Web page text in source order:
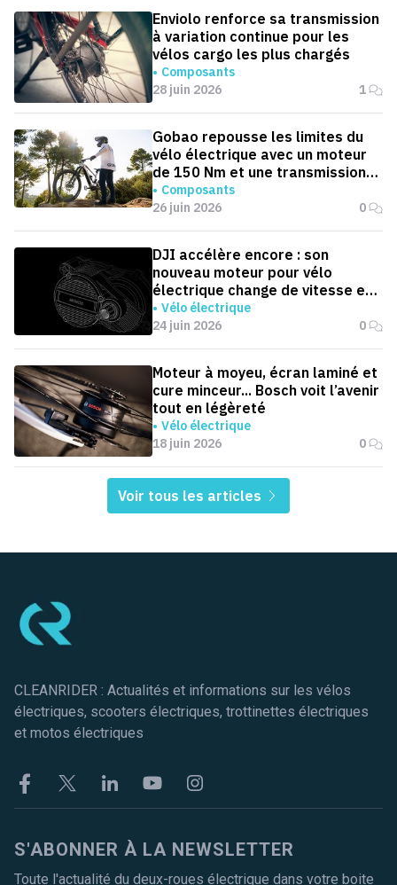
Enviolo renforce sa transmission
à variation continue pour les
vélos cargo les plus chargés
Composants
28 juin 2026
1
Gobao repousse les limites du
vélo électrique avec un moteur
de 150 Nm et une transmission
automatique
Composants
26 juin 2026
0
DJI accélère encore : son
nouveau moteur pour vélo
électrique change de vitesse en
0,1 seconde
Vélo électrique
24 juin 2026
0
Moteur à moyeu, écran laminé et
cure minceur... Bosch voit l’avenir
tout en légèreté
Vélo électrique
18 juin 2026
0
Voir tous les articles
CLEANRIDER : Actualités et informations sur les vélos
électriques, scooters électriques, trottinettes électriques
et motos électriques
FacebookTwitter LinkekinYoutubeInstagram
S'ABONNER À LA NEWSLETTER
Toute l'actualité du deux-roues électrique dans votre boite